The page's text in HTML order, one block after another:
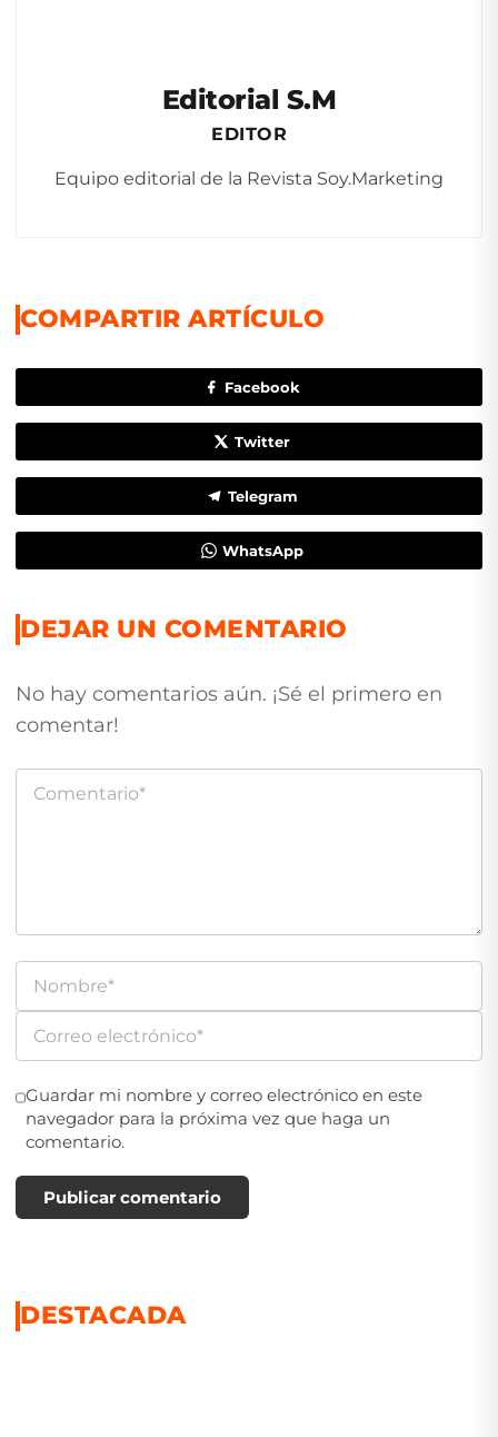
Editorial S.M
EDITOR
Equipo editorial de la Revista Soy.Marketing
COMPARTIR ARTÍCULO
Facebook
Twitter
Telegram
WhatsApp
DEJAR UN COMENTARIO
No hay comentarios aún. ¡Sé el primero en
comentar!
Guardar mi nombre y correo electrónico en este
navegador para la próxima vez que haga un
comentario.
Publicar comentario
DESTACADA